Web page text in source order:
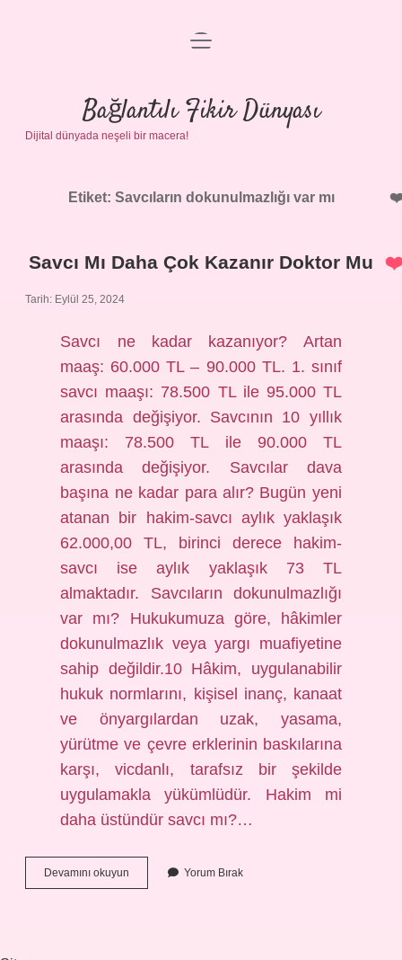
Anasayfa
Gizlilik Politikası
Yasal Uyarı
menüyü
Bağlantılı Fikir Dünyası
Dijital dünyada neşeli bir macera!
Etiket: Savcıların dokunulmazlığı var mı
Savcı Mı Daha Çok Kazanır Doktor Mu
Tarih: Eylül 25, 2024
Savcı ne kadar kazanıyor? Artan
maaş: 60.000 TL – 90.000 TL. 1. sınıf
savcı maaşı: 78.500 TL ile 95.000 TL
arasında değişiyor. Savcının 10 yıllık
maaşı: 78.500 TL ile 90.000 TL
arasında değişiyor. Savcılar dava
başına ne kadar para alır? Bugün yeni
atanan bir hakim-savcı aylık yaklaşık
62.000,00 TL, birinci derece hakim-
savcı ise aylık yaklaşık 73 TL
almaktadır. Savcıların dokunulmazlığı
var mı? Hukukumuza göre, hâkimler
dokunulmazlık veya yargı muafiyetine
sahip değildir.10 Hâkim, uygulanabilir
hukuk normlarını, kişisel inanç, kanaat
ve önyargılardan uzak, yasama,
yürütme ve çevre erklerinin baskılarına
karşı, vicdanlı, tarafsız bir şekilde
uygulamakla yükümlüdür. Hakim mi
daha üstündür savcı mı?…
Devamını okuyun
Mı
Yorum Bırak